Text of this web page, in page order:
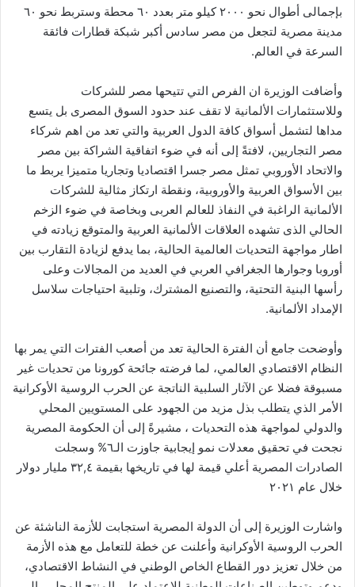
بإجمالى أطوال نحو ۲۰۰۰ كيلو متر بعدد ٦۰ محطة وستربط نحو ٦۰
مدینة مصریة لتجعل من مصر سادس أكبر شبكة قطارات فائقة
السرعة في العالم.
وأضافت الوزيرة ان الفرص التي تتیحھا مصر للشركات
وللاستثمارات الألمانیة لا تقف عند حدود السوق المصری بل یتسع
مداھا لتشمل أسواق كافة الدول العربیة والتي تعد من اھم شركاء
مصر التجاریین، لافتةً إلى أنه في ضوء اتفاقیة الشراكة بین مصر
والاتحاد الأوروبي تمثل مصر جسرا اقتصادیا وتجاریا متمیزا یربط ما
بین الأسواق العربیة والأوروبیة، ونقطة ارتكاز مثالیة للشركات
الألمانیة الراغبة في النفاذ للعالم العربى وبخاصة في ضوء الزخم
الحالي الذى تشھده العلاقات الألمانیة العربیة والمتوقع زيادته في
اطار مواجهة التحدیات العالمیة الحالیة، بما یدفع لزیادة التقارب بین
أوروبا وجوارھا الجغرافي العربي في العدید من المجالات وعلى
رأسھا البنیة التحتیة، والتصنیع المشترك، وتلبیة احتیاجات سلاسل
الإمداد الألمانیة.
وأوضحت جامع أن الفترة الحالیة تعد من أصعب الفترات التي یمر بھا
النظام الاقتصادي العالمي، لما فرضته جائحة كورونا من تحدیات غير
مسبوقة فضلا عن الآثار السلبیة الناتجة عن الحرب الروسیة الأوكرانیة
الأمر الذي يتطلب بذل مزید من الجھود على المستويين المحلي
والدولي لمواجهة هذه التحديات ، مشيرةً إلى أن الحكومة المصریة
نجحت في تحقیق معدلات نمو إیجابیة جاوزت الـ٦% وسجلت
الصادرات المصریة أعلي قیمة لھا في تاریخھا بقیمة ٣٢,٤ ملیار دولار
خلال عام ۲۰۲۱
واشارت الوزيرة إلى أن الدولة المصرية استجابت للأزمة الناشئة عن
الحرب الروسیة الأوكرانیة وأعلنت عن خطة للتعامل مع هذه الأزمة
من خلال تعزیز دور القطاع الخاص الوطني في النشاط الاقتصادي،